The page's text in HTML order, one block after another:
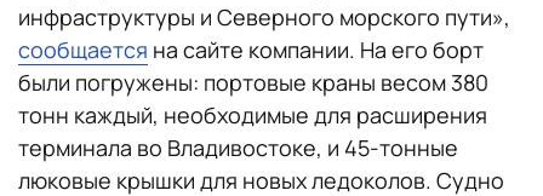
инфраструктуры и Северного морского пути»,
сообщается на сайте компании. На его борт
были погружены: портовые краны весом 380
тонн каждый, необходимые для расширения
терминала во Владивостоке, и 45-тонные
люковые крышки для новых ледоколов. Судно